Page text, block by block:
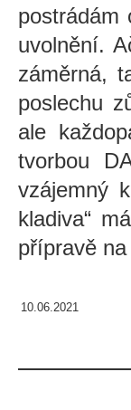
postrádám
uvolnění.
záměrná,
poslechu
ale
tvorbou
vzájemný
kladiva“
přípravě
10.06.2021